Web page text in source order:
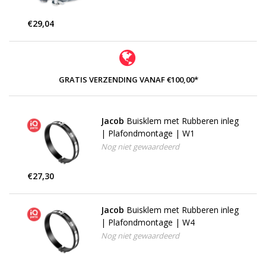
€29,04
GRATIS VERZENDING VANAF €100,00*
Jacob Buisklem met Rubberen inleg
| Plafondmontage | W1
Nog niet gewaardeerd
€27,30
Jacob Buisklem met Rubberen inleg
| Plafondmontage | W4
Nog niet gewaardeerd